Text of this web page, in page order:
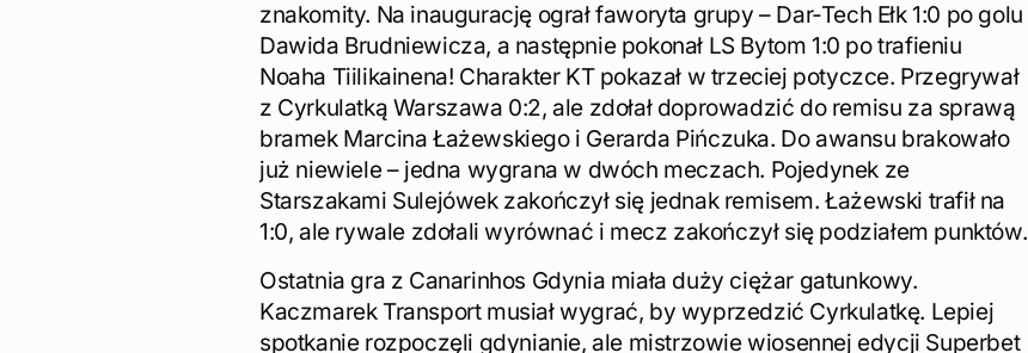
znakomity. Na inaugurację ograł faworyta grupy – Dar-Tech Ełk 1:0 po golu
Dawida Brudniewicza, a następnie pokonał LS Bytom 1:0 po trafieniu
Noaha Tiilikainena! Charakter KT pokazał w trzeciej potyczce. Przegrywał
z Cyrkulatką Warszawa 0:2, ale zdołał doprowadzić do remisu za sprawą
bramek Marcina Łażewskiego i Gerarda Pińczuka. Do awansu brakowało
już niewiele – jedna wygrana w dwóch meczach. Pojedynek ze
Starszakami Sulejówek zakończył się jednak remisem. Łażewski trafił na
1:0, ale rywale zdołali wyrównać i mecz zakończył się podziałem punktów.
Ostatnia gra z Canarinhos Gdynia miała duży ciężar gatunkowy.
Kaczmarek Transport musiał wygrać, by wyprzedzić Cyrkulatkę. Lepiej
spotkanie rozpoczęli gdynianie, ale mistrzowie wiosennej edycji Superbet